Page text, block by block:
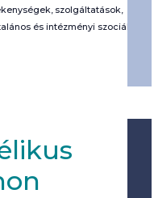
szolgáltatások,
és intézményi szociális